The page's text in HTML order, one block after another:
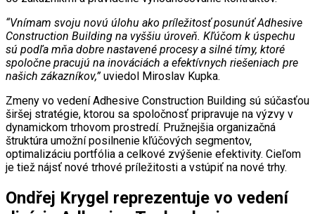
“Vnímam svoju novú úlohu ako príležitosť posunúť Adhesive
Construction Building na vyššiu úroveň. Kľúčom k úspechu
sú podľa mňa dobre nastavené procesy a silné tímy, ktoré
spoločne pracujú na inováciách a efektívnych riešeniach pre
našich zákazníkov,”uviedol Miroslav Kupka.
Zmeny vo vedení Adhesive Construction Building sú súčasťou
širšej stratégie, ktorou sa spoločnosť pripravuje na výzvy v
dynamickom trhovom prostredí. Pružnejšia organizačná
štruktúra umožní posilnenie kľúčových segmentov,
optimalizáciu portfólia a celkové zvýšenie efektivity. Cieľom
je tiež nájsť nové trhové príležitosti a vstúpiť na nové trhy.
Ondřej Krygel reprezentuje vo vedení